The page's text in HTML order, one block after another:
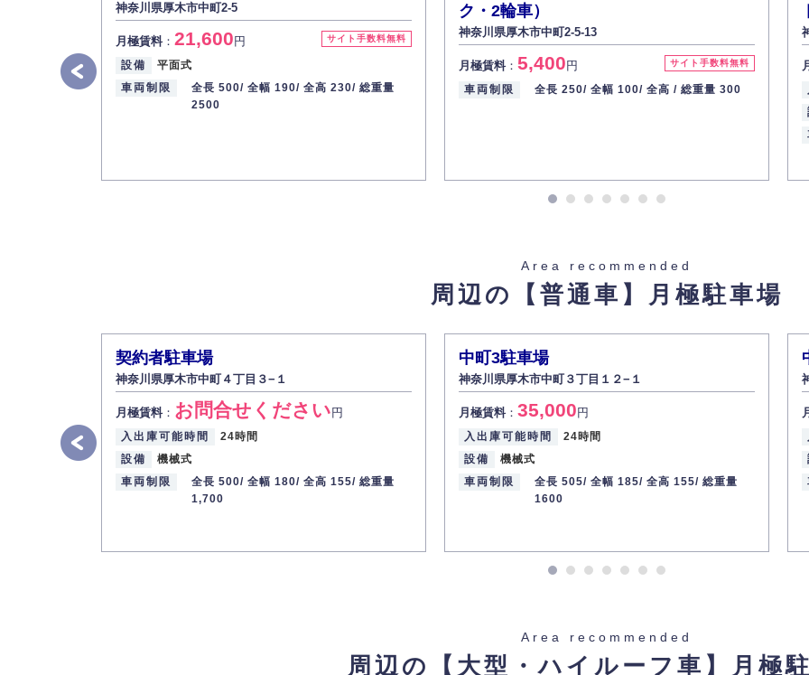
弊社社員全員が、個人情報の取り扱いについての重要性を理解し、より適切に管理するよう社内教育を実施してまいります
株式会社ミコト
代表取締役社長 野口 幸男
神奈川県厚木市中町2-5
サイト手数料無料
月極賃料： 21,600円
設備
平面式
車両制限
全長 500/ 全幅 190/ 全高 230/ 総重量
2500
ク・2輪車）
神奈川県厚木市中町2-5-13
サイト手数料無料
月極賃料： 5,400円
車両制限 全長 250/ 全幅 100/ 全高 / 総重量 300
Area recommended
周辺の【普通車】 月極駐車場
契約者駐車場
神奈川県厚木市中町４丁目３−１
月極賃料： お問合せください円
入出庫可能時間
24時間
設備
機械式
車両制限
全長 500/ 全幅 180/ 全高 155/ 総重量
1,700
中町3駐車場
神奈川県厚木市中町３丁目１２−１
月極賃料： 35,000円
入出庫可能時間
24時間
設備
機械式
車両制限
全長 505/ 全幅 185/ 全高 155/ 総重量
1600
Area recommended
周辺の【大型・ハイルーフ車】 月極